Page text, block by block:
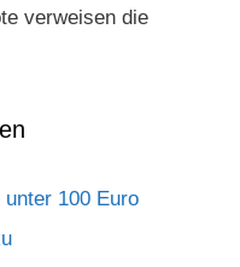
verweisen die
100 Euro